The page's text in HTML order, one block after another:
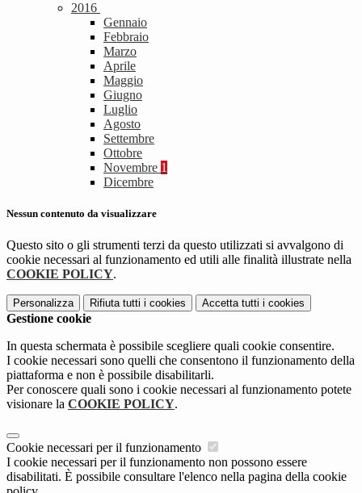
2016
Gennaio
Febbraio
Marzo
Aprile
Maggio
Giugno
Luglio
Agosto
Settembre
Ottobre
Novembre 1
Dicembre
Nessun contenuto da visualizzare
Questo sito o gli strumenti terzi da questo utilizzati si avvalgono di
cookie necessari al funzionamento ed utili alle finalità illustrate nella
COOKIE POLICY.
Personalizza Rifiuta tutti i cookies Accetta tutti i cookies
Gestione cookie
In questa schermata è possibile scegliere quali cookie consentire.
I cookie necessari sono quelli che consentono il funzionamento della
piattaforma e non è possibile disabilitarli.
Per conoscere quali sono i cookie necessari al funzionamento potete
visionare la COOKIE POLICY.
Cookie necessari per il funzionamento
I cookie necessari per il funzionamento non possono essere
disabilitati. È possibile consultare l'elenco nella pagina della cookie